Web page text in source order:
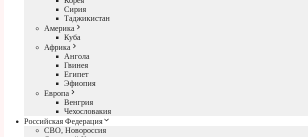
Сирия
Таджикистан
Америка
Куба
Африка
Ангола
Гвинея
Египет
Эфиопия
Европа
Венгрия
Чехословакия
Российская Федерация
СВО, Новороссия